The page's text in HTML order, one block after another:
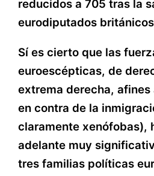
reducidos a 705 tras la
eurodiputados
Sí es cierto que las
euroescépticas, de
extrema derecha,
en contra de la
claramente xenófobas),
adelante muy
tres familias políticas